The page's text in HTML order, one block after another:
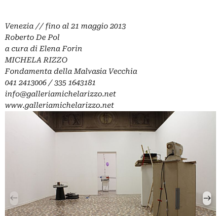
Venezia // fino al 21 maggio 2013
Roberto De Pol
a cura di Elena Forin
MICHELA RIZZO
Fondamenta della Malvasia Vecchia
041 2413006 / 335 1643181
info@galleriamichelarizzo.net
www.galleriamichelarizzo.net